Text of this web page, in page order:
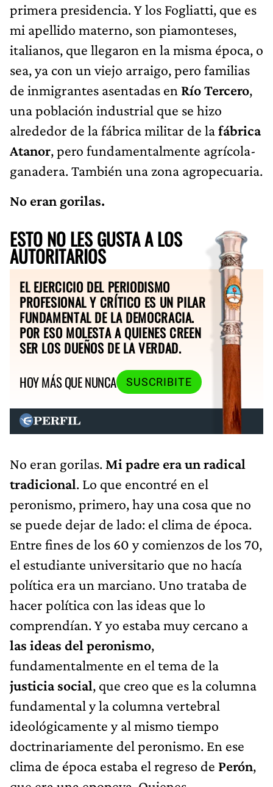
primera presidencia. Y los Fogliatti, que es
mi apellido materno, son piamonteses,
italianos, que llegaron en la misma época, o
sea, ya con un viejo arraigo, pero familias
de inmigrantes asentadas en Río Tercero,
una población industrial que se hizo
alrededor de la fábrica militar de lafábrica
Atanor, pero fundamentalmente agrícola-
ganadera. También una zona agropecuaria.
No eran gorilas.
ESTO NO LES GUSTA A LOS
AUTORITARIOS
EL EJERCICIO DEL PERIODISMO
PROFESIONAL Y CRÍTICO ES UN PILAR
FUNDAMENTAL DE LA DEMOCRACIA.
POR ESO MOLESTA A QUIENES CREEN
SER LOS DUEÑOS DE LA VERDAD.
HOY MÁS QUE NUNCA
SUSCRIBITE
No eran gorilas. Mi padre era un radical
tradicional. Lo que encontré en el
peronismo, primero, hay una cosa que no
se puede dejar de lado: el clima de época.
Entre fines de los 60 y comienzos de los 70,
el estudiante universitario que no hacía
política era un marciano. Uno trataba de
hacer política con las ideas que lo
comprendían. Y yo estaba muy cercano a
las ideas del peronismo,
fundamentalmente en el tema de la
justicia social, que creo que es la columna
fundamental y la columna vertebral
ideológicamente y al mismo tiempo
doctrinariamente del peronismo. En ese
clima de época estaba el regreso de Perón,